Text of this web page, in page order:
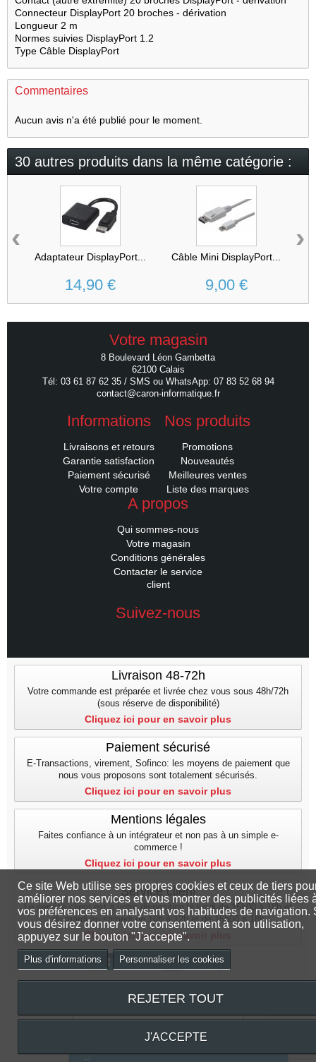
Service client
Connecteur DisplayPort 20 broches - dérivation
Longueur 2 m
Normes suivies DisplayPort 1.2
Type Câble DisplayPort
Commentaires
Aucun avis n'a été publié pour le moment.
30 autres produits dans la même catégorie :
Adaptateur DisplayPort...
14,90 €
Câble Mini DisplayPort...
9,00 €
‹ ›
Votre magasin
8 Boulevard Léon Gambetta
62100 Calais
Tél: 03 61 87 62 35 / SMS ou WhatsApp: 07 83 52 68 94
contact@caron-informatique.fr
Informations
Livraisons et retours
Garantie satisfaction
Paiement sécurisé
Votre compte
Nos produits
Promotions
Nouveautés
Meilleures ventes
Liste des marques
A propos
Qui sommes-nous
Votre magasin
Conditions générales
Contacter le service
client
Suivez-nous
Livraison 48-72h
Votre commande est préparée et livrée chez vous sous 48h/72h
(sous réserve de disponibilité)
Cliquez ici pour en savoir plus
Paiement sécurisé
E-Transactions, virement, Sofinco: les moyens de paiement que
nous vous proposons sont totalement sécurisés.
Cliquez ici pour en savoir plus
Mentions légales
Faites confiance à un intégrateur et non pas à un simple e-
commerce !
Cliquez ici pour en savoir plus
Service client
Le service client est à votre disposition le lundi de 15h00 à 18h et
du mardi au samedi de 10h à 12h et de 15h00 a 18h
Cliquez ici pour en savoir plus
Ce site Web utilise ses propres cookies et ceux de tiers
améliorer nos services et vous montrer des publicités liées
vos préférences en analysant vos habitudes de navigation.
vous désirez donner votre consentement à son utilisation,
appuyez sur le bouton "J'accepte".
Plus d'informations Personnaliser les cookies
REJETER TOUT
J'ACCEPTE
© Design byPC&SG